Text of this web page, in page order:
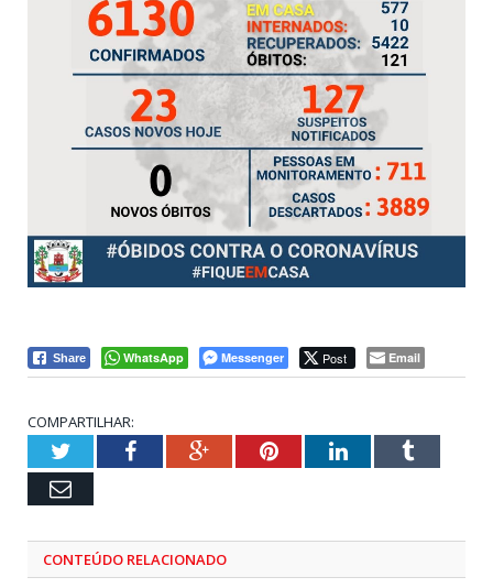
Share WhatsApp Messenger Post Email
COMPARTILHAR:
TwitterFacebookGoogle+PinterestLinkedInTumblr
Email
CONTEÚDO RELACIONADO